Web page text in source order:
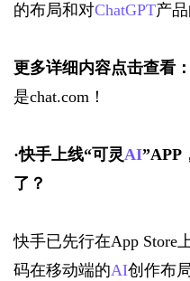
的布局和对ChatGPT产品
更多详细内容点击查看：
是chat.com！
·快手上线“可灵AI”APP
了？
快手已先行在App Store
码在移动端的AI创作布